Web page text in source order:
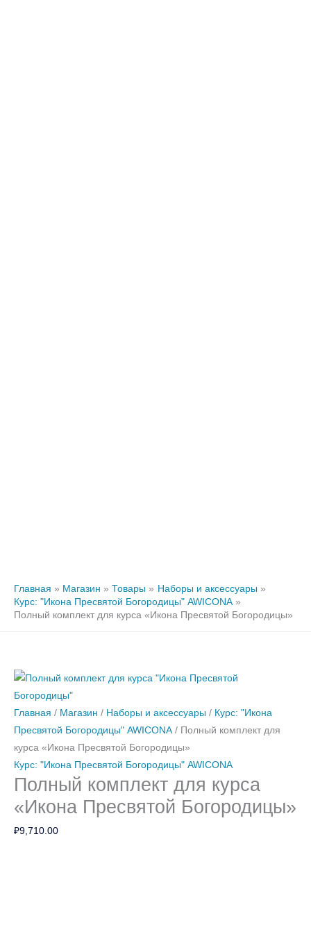
Главная Магазин Товары
Наборы и аксессуары
Курс: "Икона Пресвятой Богородицы" AWICONA
Полный комплект для курса «Икона Пресвятой Богородицы»
Главная / Магазин / Наборы и аксессуары / Курс: "Икона
Пресвятой Богородицы" AWICONA/ Полный комплект для
курса «Икона Пресвятой Богородицы»
Курс: "Икона Пресвятой Богородицы" AWICONA
Полный комплект для курса
«Икона Пресвятой Богородицы»
₽9,710.00
Количество
товара
Полный
комплект
для
курса
"Икона
Пресвятой
Богородицы"
Количество
товара
Кисть
колонок
№2
круглая
Количество
товара
[04]
Охра
светлая
30г
Количество
товара
[919]
Охра
красная
(Ocra
rossa
30гр